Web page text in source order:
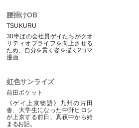
腰掛けOB
TSUKURU
30半ばの会社員ゲイたちがクオ
リティオブライフを向上させる
ため、自分を貫く姿を描く2コマ
漫画
虹色サンライズ
前田ポケット
《ゲイ上京物語》九州の片田
舎、大学生になった中野ヒロシ
が上京する前日、真夜中から始
まるお話。